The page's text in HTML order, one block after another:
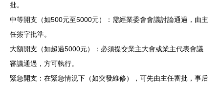
批。
中等開支（如500元至5000元）：需經業委會會議討論通過，由主
任簽字批準。
大額開支（如超過5000元）：必須提交業主大會或業主代表會議
審議通過，方可執行。
緊急開支：在緊急情況下（如突發維修），可先由主任審批，事后